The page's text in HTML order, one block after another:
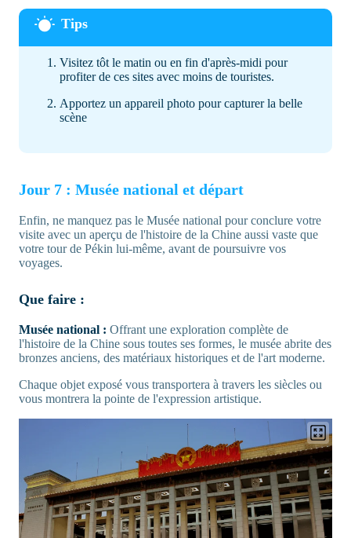
Visitez tôt le matin ou en fin d'après-midi pour
profiter de ces sites avec moins de touristes.
Apportez un appareil photo pour capturer la belle
scène
Jour 7 : Musée national et départ
Enfin, ne manquez pas le Musée national pour conclure votre
visite avec un aperçu de l'histoire de la Chine aussi vaste que
votre tour de Pékin lui-même, avant de poursuivre vos
voyages.
Que faire :
Musée national : Offrant une exploration complète de
l'histoire de la Chine sous toutes ses formes, le musée abrite des
bronzes anciens, des matériaux historiques et de l'art moderne.
Chaque objet exposé vous transportera à travers les siècles ou
vous montrera la pointe de l'expression artistique.